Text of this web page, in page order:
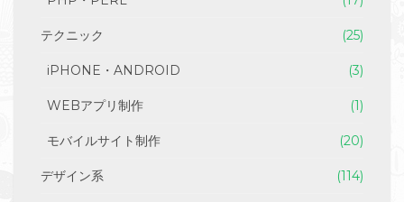
テクニック (25)
iPHONE・ANDROID (3)
WEBアプリ制作 (1)
モバイルサイト制作 (20)
デザイン系 (114)